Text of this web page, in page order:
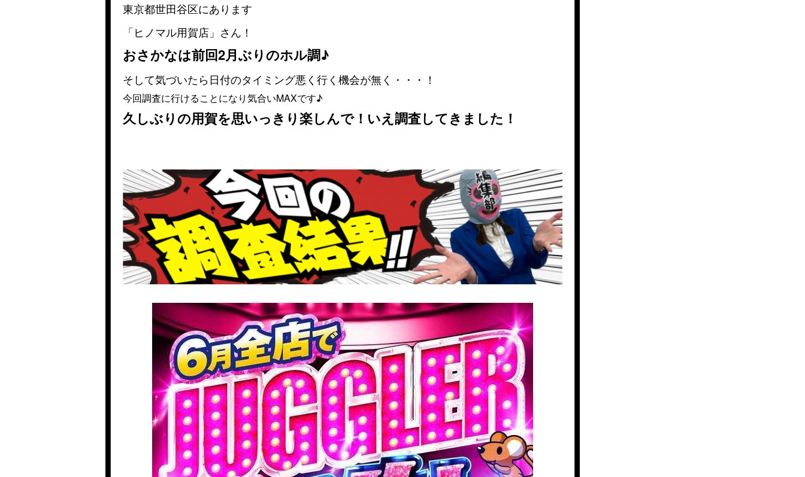
東京都世田谷区にあります
「ヒノマル用賀店」さん！
おさかなは前回2月ぶりのホル調♪
そして気づいたら日付のタイミング悪く行く機会が無く・・・！
今回調査に行けることになり気合いMAXです♪
久しぶりの用賀を思いっきり楽しんで！いえ調査してきました！